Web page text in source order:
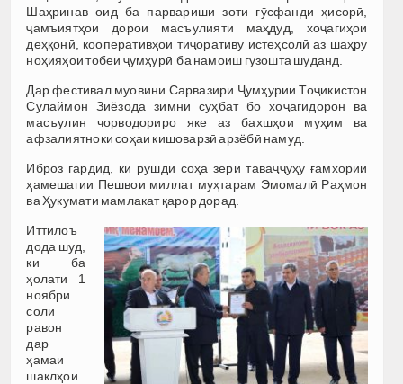
Шаҳринав оид ба парвариши зоти гӯсфанди ҳисорӣ,
ҷамъиятҳои дорои масъулияти маҳдуд, хоҷагиҳои
деҳқонӣ, кооперативҳои тиҷоративу истеҳсолӣ аз шаҳру
ноҳияҳои тобеи ҷумҳурӣ ба намоиш гузошта шуданд.
Дар фестивал муовини Сарвазири Ҷумҳурии Тоҷикистон
Сулаймон Зиёзода зимни суҳбат бо хоҷагидорон ва
масъулин чорводориро яке аз бахшҳои муҳим ва
афзалиятноки соҳаи кишоварзӣ арзёбӣ намуд.
Иброз гардид, ки рушди соҳа зери таваҷҷуҳу ғамхории
ҳамешагии Пешвои миллат муҳтарам Эмомалӣ Раҳмон
ва Ҳукумати мамлакат қарор дорад.
Иттилоъ
дода шуд,
ки ба
ҳолати 1
ноябри
соли
равон
дар
ҳамаи
шаклҳои